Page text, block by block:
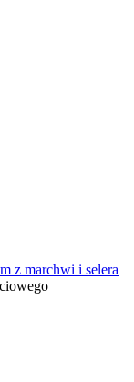
z marchwi i selera